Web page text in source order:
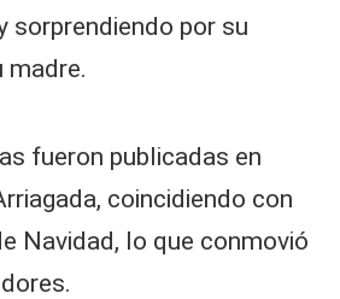
sorprendiendo por su
madre.
fueron publicadas en
coincidiendo con
Navidad, lo que conmovió